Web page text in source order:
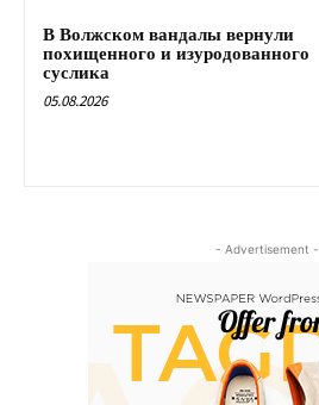
В Волжском вандалы вернули
похищенного и изуродованного
суслика
05.08.2026
- Advertisement -